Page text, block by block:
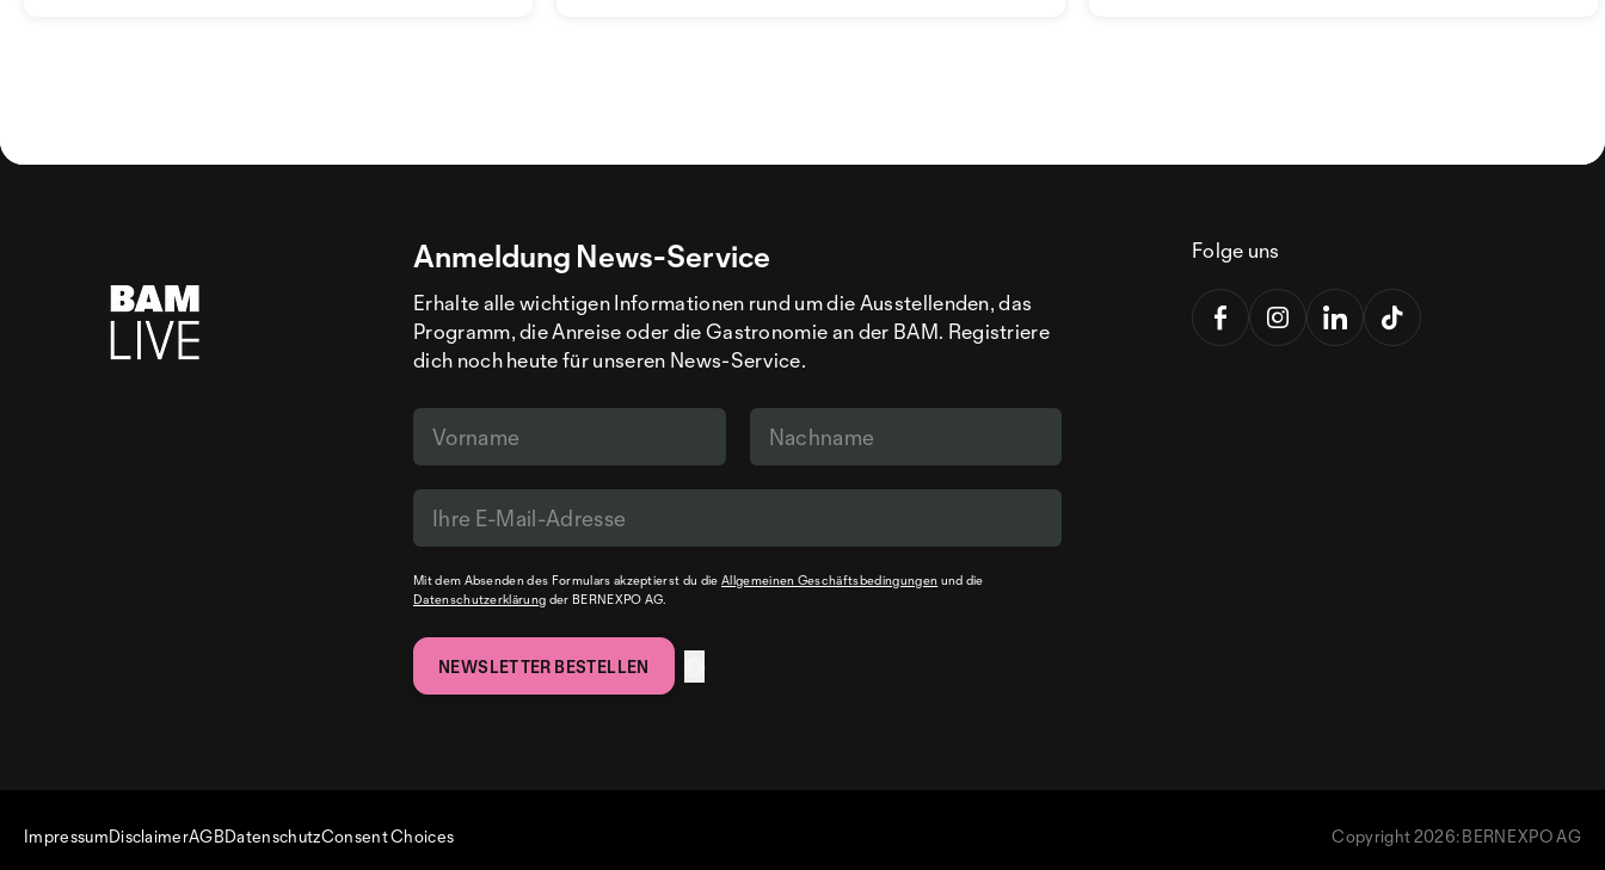
Anmeldung News-Service
Erhalte alle wichtigen Informationen rund um die Ausstellenden, das
Programm, die Anreise oder die Gastronomie an der BAM. Registriere
dich noch heute für unseren News-Service.
Mit dem Absenden des Formulars akzeptierst du die Allgemeinen Geschäftsbedingungen und die
Datenschutzerklärung der BERNEXPO AG.
Folge uns
ImpressumDisclaimerAGBDatenschutzConsent Choices Copyright 2026: BERNEXPO AG